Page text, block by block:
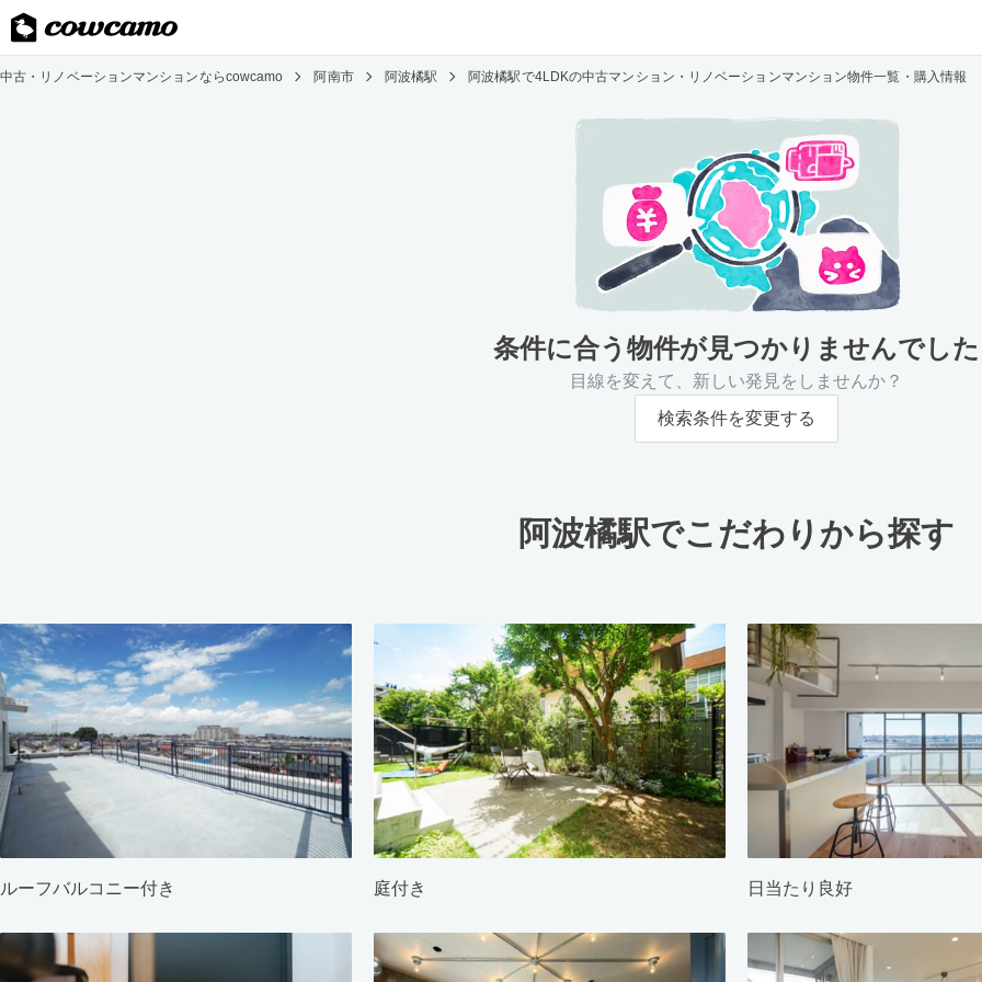
中古・リノベーションマンションならcowcamo 阿南市 阿波橘駅 阿波橘駅で4LDKの中古マンション・リノベーションマンション物件一覧・購入情報
条件に合う物件が見つかりませんでした
目線を変えて、新しい発見をしませんか？
検索条件を変更する
阿波橘駅でこだわりから探す
ルーフバルコニー付き 庭付き 日当たり良好